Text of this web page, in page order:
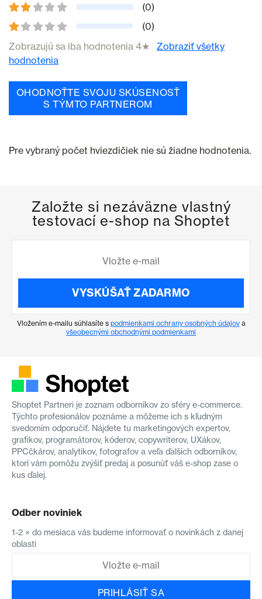
(0)
(0)
Zobrazujú sa iba hodnotenia 4★
Zobraziť všetky
hodnotenia
OHODNOŤTE SVOJU SKÚSENOSŤ
S TÝMTO PARTNEROM
Pre vybraný počet hviezdičiek nie sú žiadne hodnotenia.
Založte si nezáväzne vlastný
testovací e-shop na Shoptet
VYSKÚŠAŤ ZADARMO
Vložením e-mailu súhlasíte s podmienkami ochrany osobných údajova
všeobecnými obchodnými podmienkami
Shoptet Partneri je zoznam odborníkov zo sféry e-commerce.
Týchto profesionálov poznáme a môžeme ich s kľudným
svedomím odporučiť. Nájdete tu marketingových expertov,
grafikov, programátorov, kóderov, copywriterov, UXákov,
PPCčkárov, analytikov, fotografov a veľa ďalších odborníkov,
ktorí vám pomôžu zvýšiť predaj a posunúť váš e-shop zase o
kus ďalej.
Odber noviniek
1-2 × do mesiaca vás budeme informovať o novinkách z danej
oblasti
PRIHLÁSIŤ SA